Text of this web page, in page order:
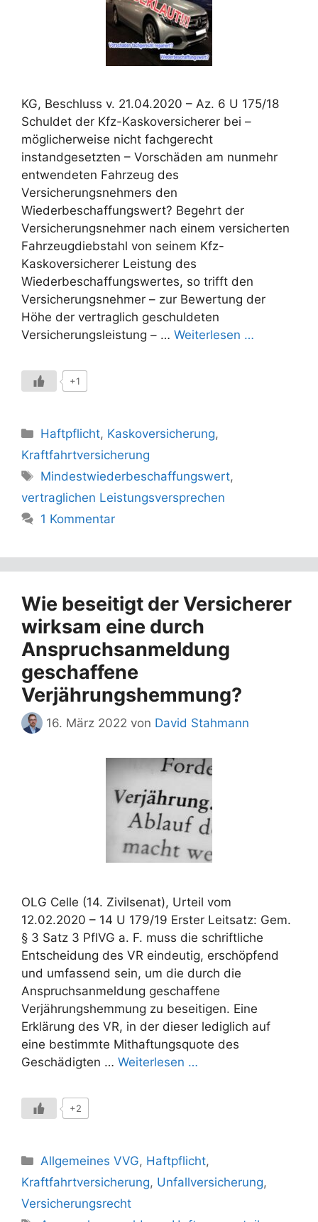
KG, Beschluss v. 21.04.2020 – Az. 6 U 175/18
Schuldet der Kfz-Kaskoversicherer bei –
möglicherweise nicht fachgerecht
instandgesetzten – Vorschäden am nunmehr
entwendeten Fahrzeug des
Versicherungsnehmers den
Wiederbeschaffungswert? Begehrt der
Versicherungsnehmer nach einem versicherten
Fahrzeugdiebstahl von seinem Kfz-
Kaskoversicherer Leistung des
Wiederbeschaffungswertes, so trifft den
Versicherungsnehmer – zur Bewertung der
Höhe der vertraglich geschuldeten
Versicherungsleistung – … Weiterlesen …
+1
Kategorien
Haftpflicht, Kaskoversicherung,
Kraftfahrtversicherung
Schlagwörter
Mindestwiederbeschaffungswert,
vertraglichen Leistungsversprechen
1 Kommentar
Wie beseitigt der Versicherer
wirksam eine durch
Anspruchsanmeldung
geschaffene
Verjährungshemmung?
16. März 2022 von David Stahmann
OLG Celle (14. Zivilsenat), Urteil vom
12.02.2020 – 14 U 179/19 Erster Leitsatz: Gem.
§ 3 Satz 3 PflVG a. F. muss die schriftliche
Entscheidung des VR eindeutig, erschöpfend
und umfassend sein, um die durch die
Anspruchsanmeldung geschaffene
Verjährungshemmung zu beseitigen. Eine
Erklärung des VR, in der dieser lediglich auf
eine bestimmte Mithaftungsquote des
Geschädigten … Weiterlesen …
+2
Kategorien
Allgemeines VVG, Haftpflicht,
Kraftfahrtversicherung, Unfallversicherung,
Versicherungsrecht